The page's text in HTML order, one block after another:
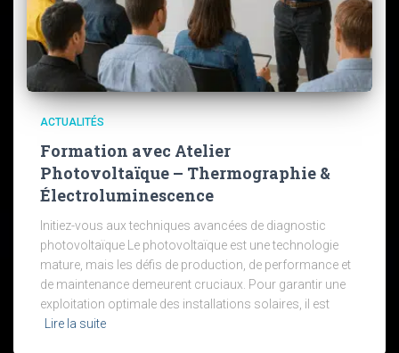
ACTUALITÉS
Formation avec Atelier
Photovoltaïque – Thermographie &
Électroluminescence
Initiez-vous aux techniques avancées de diagnostic
photovoltaïque Le photovoltaïque est une technologie
mature, mais les défis de production, de performance et
de maintenance demeurent cruciaux. Pour garantir une
exploitation optimale des installations solaires, il est
Lire la suite